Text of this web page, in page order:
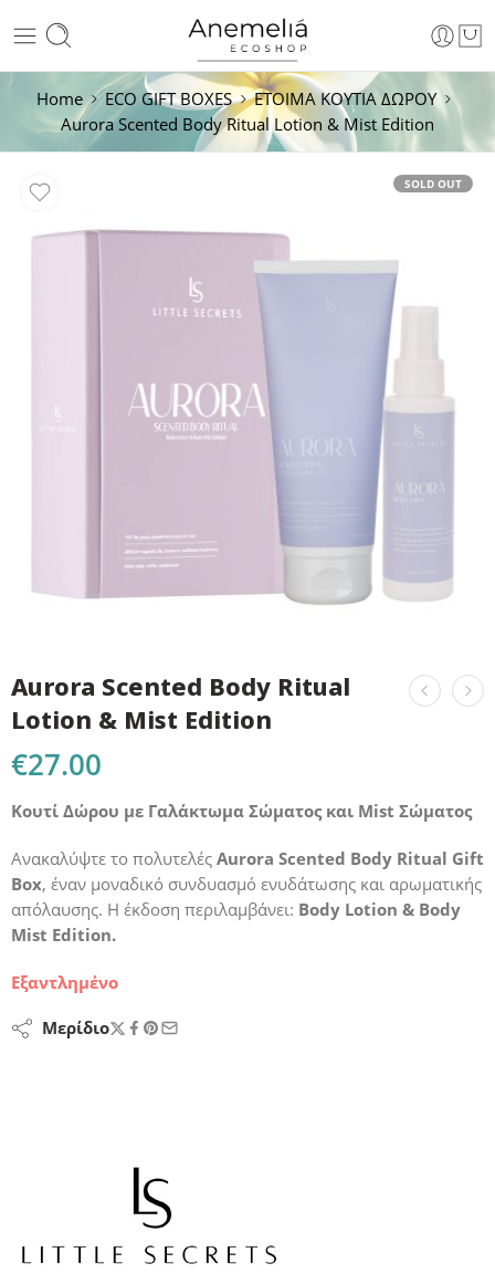
Home ECO GIFT BOXES
ETOIMA KOYTIA ΔΩΡΟΥ
Aurora Scented Body Ritual Lotion & Mist Edition
SOLD OUT
Aurora Scented Body Ritual
Lotion & Mist Edition
€27.00
Κουτί Δώρου με Γαλάκτωμα Σώματος και Mist Σώματος
Ανακαλύψτε το πολυτελές Aurora Scented Body Ritual Gift
Box, έναν μοναδικό συνδυασμό ενυδάτωσης και αρωματικής
απόλαυσης. Η έκδοση περιλαμβάνει: Body Lotion & Body
Mist Edition.
Εξαντλημένο
Μερίδιο